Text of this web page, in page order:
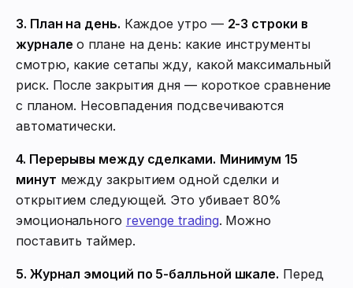
3. План на день. Каждое утро — 2-3 строки в
журнале о плане на день: какие инструменты
смотрю, какие сетапы жду, какой максимальный
риск. После закрытия дня — короткое сравнение
с планом. Несовпадения подсвечиваются
автоматически.
4. Перерывы между сделками. Минимум 15
минут между закрытием одной сделки и
открытием следующей. Это убивает 80%
эмоционального revenge trading. Можно
поставить таймер.
5. Журнал эмоций по 5-балльной шкале. Перед